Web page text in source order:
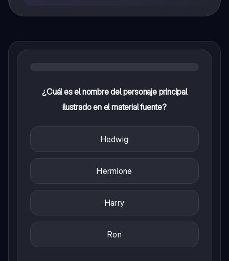
¿Cuál es el nombre del personaje principal
ilustrado en el material fuente?
Hedwig
Hermione
Harry
Ron